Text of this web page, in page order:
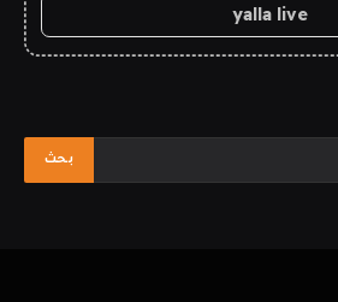
yalla live